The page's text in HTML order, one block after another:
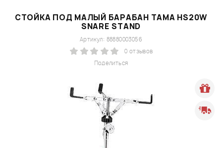
СТОЙКА ПОД МАЛЫЙ БАРАБАН TAMA HS20W
SNARE STAND
Поделиться
Артикул: 88880003056
0 отзывов